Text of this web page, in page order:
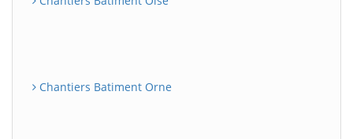
Chantiers Batiment Orne